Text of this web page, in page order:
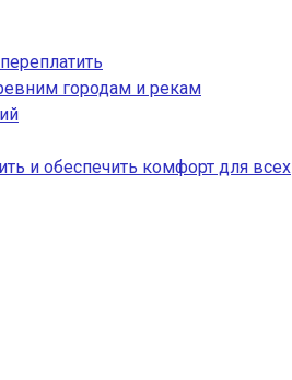
городам и рекам
и обеспечить комфорт для всех